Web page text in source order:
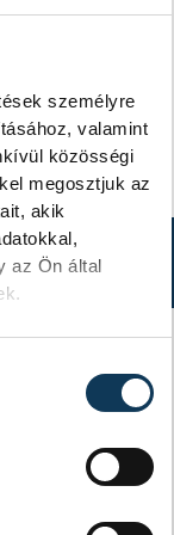
személyre
valamint
közösségi
megosztjuk az
akik
az Ön által
a